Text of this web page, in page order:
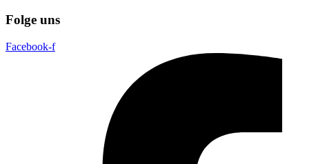
Folge uns
Facebook-f